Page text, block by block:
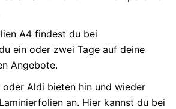
A4 findest du bei
ein oder zwei Tage auf deine
Angebote.
oder Aldi bieten hin und wieder
an. Hier kannst du bei